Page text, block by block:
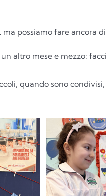
possiamo fare ancora
altro mese e mezzo:
quando sono